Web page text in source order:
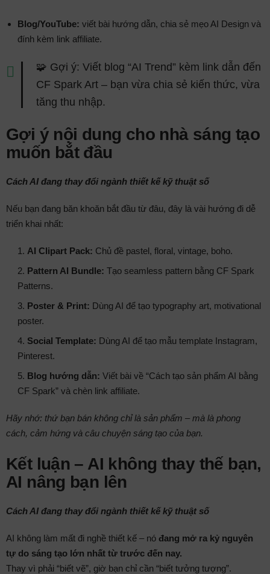
Blog/YouTube: viết bài hướng dẫn, chia sẻ mẹo AI Design và
đính kèm link affiliate.
🧩 Gợi ý: Viết blog “AI Trend” kèm link dẫn đến
CF Spark Art – bạn vừa chia sẻ kiến thức, vừa
tăng thu nhập.
Gợi ý nội dung cho nhà sáng tạo
muốn bắt đầu
Cách AI đang thay đổi ngành thiết kế kỹ thuật số
Nếu bạn đang băn khoăn bắt đầu từ đâu, đây là vài hướng đi dễ
triển khai nhất:
AI Clipart Pack: Chủ đề pastel, floral, vintage, boho.
Pattern AI Bundle: Tạo seamless pattern bằng CF Spark
Patterns.
Poster & Print: Dùng AI để tạo typography art, motivational
poster.
Social Template: Dùng AI để tạo mẫu template Instagram,
Pinterest.
Blog hướng dẫn: Viết bài về “Cách tạo sản phẩm AI bằng
CF Spark” và chèn link affiliate.
Hãy nhớ: thứ bạn bán không chỉ là sản phẩm – mà là phong
cách, cảm hứng và câu chuyện sáng tạo của bạn.
Kết luận – AI không thay thế bạn,
AI nâng bạn lên
Cách AI đang thay đổi ngành thiết kế kỹ thuật số
AI không làm mất đi nghề thiết kế – nó đang mở ra kỷ nguyên
tự do sáng tạo lớn nhất từ trước đến nay.
Thay vì phải “biết vẽ”, giờ bạn chỉ cần “biết tưởng tượng”.